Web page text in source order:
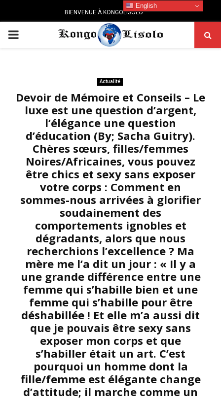
BIENVENUE À KONGOLISOLO
PRIMARY
Actualité
Devoir de Mémoire et Conseils – Le
luxe est une question d’argent,
l’élégance une question
d’éducation (By; Sacha Guitry).
Chères sœurs, filles/femmes
Noires/Africaines, vous pouvez
être chics et sexy sans exposer
votre corps : Comment en
sommes-nous arrivées à glorifier
soudainement des
comportements ignobles et
dégradants, alors que nous
recherchions l’excellence ? Ma
mère me l’a dit un jour : « Il y a
une grande différence entre une
femme qui s’habille bien et une
femme qui s’habille pour être
déshabillée ! Et elle m’a aussi dit
que je pouvais être sexy sans
exposer mon corps et que
s’habiller était un art. C’est
pourquoi un homme dont la
fille/femme est élégante change
d’attitude; il marche comme un
English